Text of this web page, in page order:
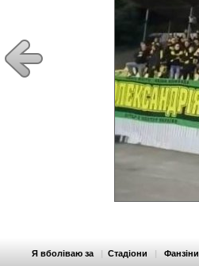
Я вболіваю за | Стадіони | Фанзіни